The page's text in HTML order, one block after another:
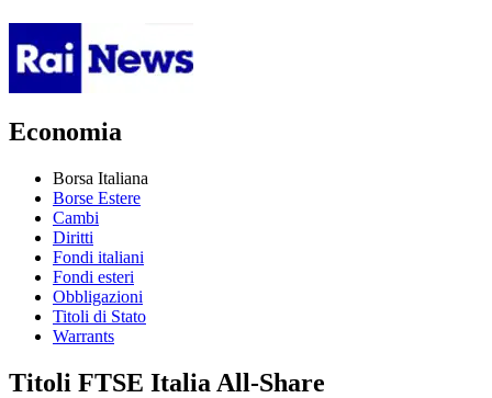
Economia
Borsa Italiana
Borse Estere
Cambi
Diritti
Fondi italiani
Fondi esteri
Obbligazioni
Titoli di Stato
Warrants
Titoli FTSE Italia All-Share